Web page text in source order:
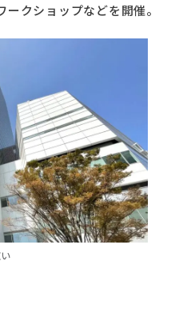
クショップなどを開催。